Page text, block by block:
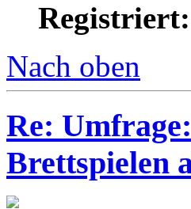
Registriert:
Nach oben
Re:
Brettspielen